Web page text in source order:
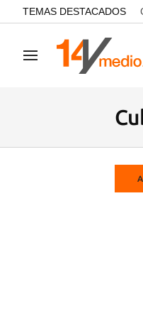
common.go-to-content
TEMAS DESTACADOS
Navegación